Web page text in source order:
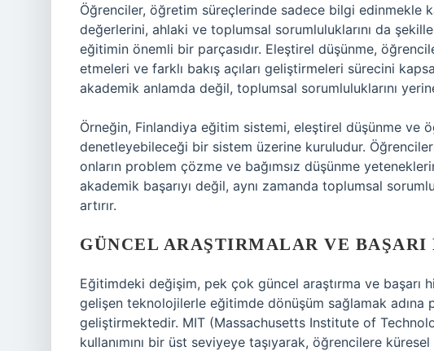
Öğrenciler, öğretim süreçlerinde sadece bilgi edinmekle
değerlerini, ahlaki ve toplumsal sorumluluklarını da
eğitimin önemli bir parçasıdır. Eleştirel düşünme,
etmeleri ve farklı bakış açıları geliştirmeleri sürecini
akademik anlamda değil, toplumsal sorumluluklarını
Örneğin, Finlandiya eğitim sistemi, eleştirel düşünme ve
denetleyebileceği bir sistem üzerine kuruludur.
onların problem çözme ve bağımsız düşünme
akademik başarıyı değil, aynı zamanda toplumsal
artırır.
GÜNCEL ARAŞTIRMALAR VE
Eğitimdeki değişim, pek çok güncel araştırma ve başarı
gelişen teknolojilerle eğitimde dönüşüm sağlamak
geliştirmektedir. MIT (Massachusetts Institute of
kullanımını bir üst seviyeye taşıyarak, öğrencilere